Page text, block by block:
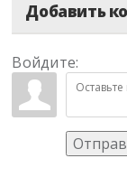
Добавить
Войдите: